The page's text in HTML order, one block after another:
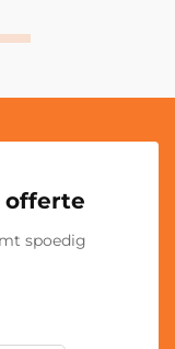
offerte
spoedig